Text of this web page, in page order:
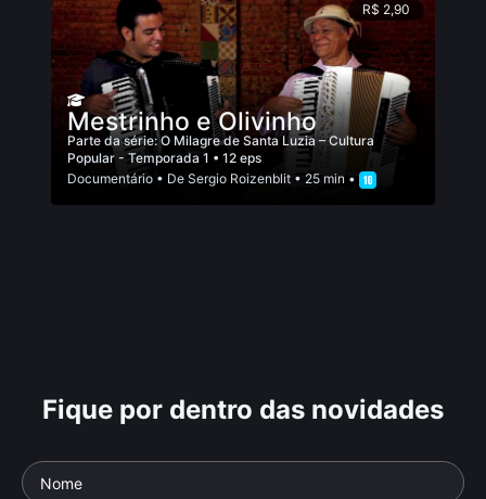
R$ 2,90
Mestrinho e Olivinho
Parte da série:O Milagre de Santa Luzia – Cultura
Popular - Temporada 1 • 12 eps
Documentário • De Sergio Roizenblit • 25 min •
Fique por dentro das novidades